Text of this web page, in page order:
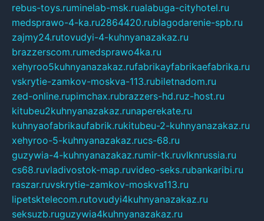
rebus-toys.ruminelab-msk.rualabuga-cityhotel.ru
medsprawo-4-ka.ru2864420.rublagodarenie-spb.ru
zajmy24.rutovudyi-4-kuhnyanazakaz.ru
brazzerscom.rumedsprawo4ka.ru
xehyroo5kuhnyanazakaz.rufabrikayfabrikaefabrika.ru
vskrytie-zamkov-moskva-113.rubiletnadom.ru
zed-online.rupimchax.rubrazzers-hd.ruz-host.ru
kitubeu2kuhnyanazakaz.runaperekate.ru
kuhnyaofabrikaufabrik.rukitubeu-2-kuhnyanazakaz.ru
xehyroo-5-kuhnyanazakaz.rucs-68.ru
guzywia-4-kuhnyanazakaz.rumir-tk.ruvlknrussia.ru
cs68.ruvladivostok-map.ruvideo-seks.rubankaribi.ru
raszar.ruvskrytie-zamkov-moskva113.ru
lipetsktelecom.rutovudyi4kuhnyanazakaz.ru
seksuzb.ruguzywia4kuhnyanazakaz.ru